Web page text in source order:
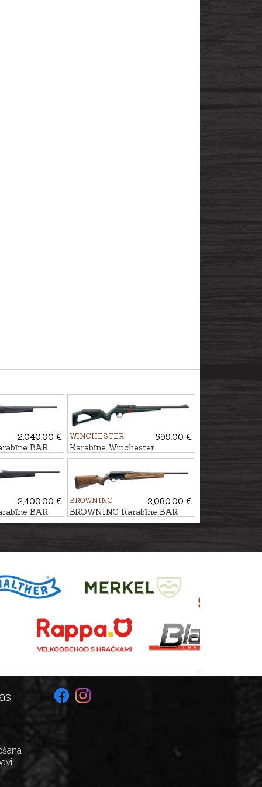
2,040.00 €
BAR
Brown kal.
WINCHESTER
599.00 €
Karabīne Winchester
WILDCAT Stealth kal. .22LR
2,400.00 €
BAR
kal. 30-06
BROWNING
2,080.00 €
BROWNING Karabīne BAR
4X Hunter Pistol GR2 kal. .30-